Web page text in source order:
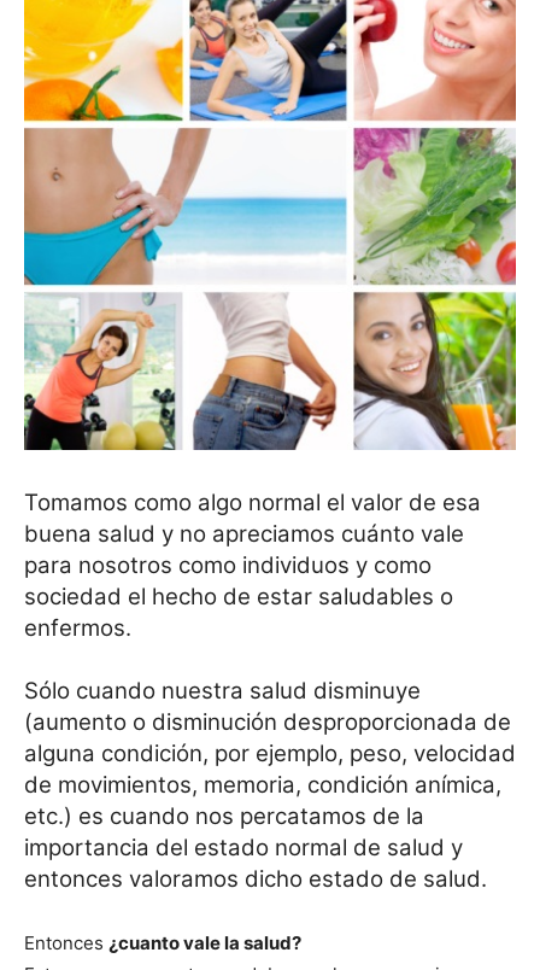
Tomamos como algo normal el valor de esa
buena salud y no apreciamos cuánto vale
para nosotros como individuos y como
sociedad el hecho de estar saludables o
enfermos.
Sólo cuando nuestra salud disminuye
(aumento o disminución desproporcionada de
alguna condición, por ejemplo, peso, velocidad
de movimientos, memoria, condición anímica,
etc.) es cuando nos percatamos de la
importancia del estado normal de salud y
entonces valoramos dicho estado de salud.
Entonces ¿cuanto vale la salud?